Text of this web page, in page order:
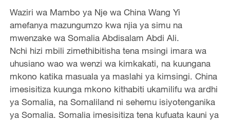
Waziri wa Mambo ya Nje wa China Wang Yi
amefanya mazungumzo kwa njia ya simu na
mwenzake wa Somalia Abdisalam Abdi Ali.
Nchi hizi mbili zimethibitisha tena msingi imara wa
uhusiano wao wa wenzi wa kimkakati, na kuungana
mkono katika masuala ya maslahi ya kimsingi. China
imesisitiza kuunga mkono kithabiti ukamilifu wa ardhi
ya Somalia, na Somaliland ni sehemu isiyotenganika
ya Somalia. Somalia imesisitiza tena kufuata kauni ya